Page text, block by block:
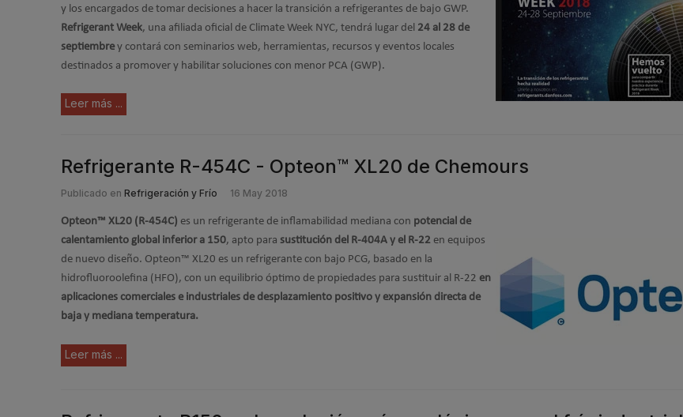
y los encargados de tomar decisiones a hacer la transición a refrigerantes de bajo GWP.
Refrigerant Week, una afiliada oficial de Climate Week NYC, tendrá lugar del 24 al 28 de
septiembrey contará con seminarios web, herramientas, recursos y eventos locales
destinados a promover y habilitar soluciones con menor PCA (GWP).
Leer más ...
Refrigerante R-454C - Opteon™ XL20 de Chemours
Publicado en Refrigeración y Frío 16 May 2018
Opteon™ XL20 (R-454C) es un refrigerante de inflamabilidad mediana con potencial de
calentamiento global inferior a 150, apto para sustitución del R-404A y el R-22 en equipos
de nuevo diseño. Opteon™ XL20 es un refrigerante con bajo PCG, basado en la
hidrofluoroolefina (HFO), con un equilibrio óptimo de propiedades para sustituir al R-22 en
aplicaciones comerciales e industriales de desplazamiento positivo y expansión directa de
baja y mediana temperatura.
Leer más ...